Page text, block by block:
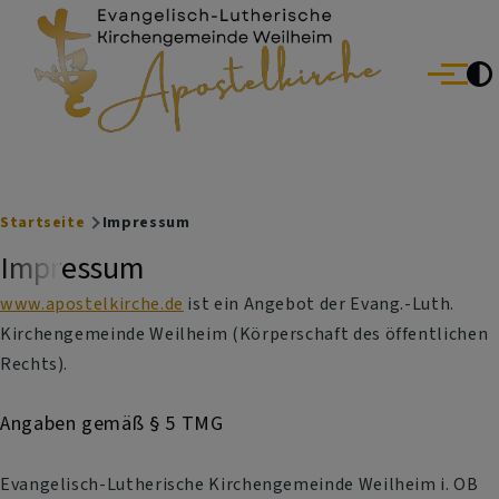
Direkt zum Inhalt
Evang.-Luth. Kirchengemeinde Weilheim
Menü
Breadcrumb
Startseite Impressum
Impressum
www.apostelkirche.de ist ein Angebot der Evang.-Luth.
Kirchengemeinde Weilheim (Körperschaft des öffentlichen
Rechts).
Angaben gemäß § 5 TMG
Evangelisch-Lutherische Kirchengemeinde Weilheim i. OB